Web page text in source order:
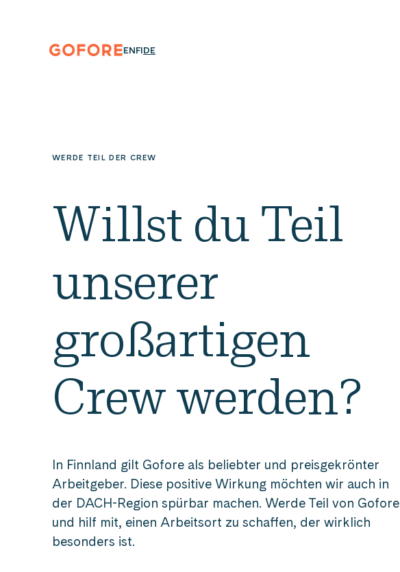
springenGofore
Digitalisierung.
ENGLISH
ENSUOMI
FIDEUTSCH
DE
WERDE TEIL DER CREW
Willst du Teil
unserer
großartigen
Crew werden?
In Finnland gilt Gofore als beliebter und preisgekrönter
Arbeitgeber. Diese positive Wirkung möchten wir auch in
der DACH-Region spürbar machen. Werde Teil von Gofore
und hilf mit, einen Arbeitsort zu schaffen, der wirklich
besonders ist.